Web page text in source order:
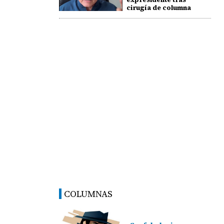
cirugía de columna
COLUMNAS